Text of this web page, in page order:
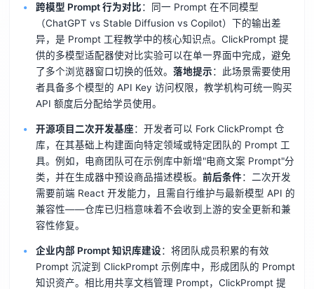
跨模型 Prompt 行为对比：同一 Prompt 在不同模型
（ChatGPT vs Stable Diffusion vs Copilot）下的输出差
异，是 Prompt 工程教学中的核心知识点。ClickPrompt 提
供的多模型适配器使对比实验可以在单一界面中完成，避免
了多个浏览器窗口切换的低效。 落地提示：此场景需要使用
者具备多个模型的 API Key 访问权限，教学机构可统一购买
API 额度后分配给学员使用。
开源项目二次开发基座：开发者可以 Fork ClickPrompt 仓
库，在其基础上构建面向特定领域或特定团队的 Prompt 工
具。例如，电商团队可在示例库中新增"电商文案 Prompt"分
类，并在生成器中预设商品描述模板。 前后条件：二次开发
需要前端 React 开发能力，且需自行维护与最新模型 API 的
兼容性——仓库已归档意味着不会收到上游的安全更新和兼
容性修复。
企业内部 Prompt 知识库建设：将团队成员积累的有效
Prompt 沉淀到 ClickPrompt 示例库中，形成团队的 Prompt
知识资产。相比用共享文档管理 Prompt，ClickPrompt 提